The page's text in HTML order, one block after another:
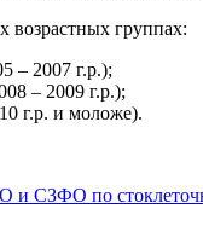
возрастных группах:
– 2007 г.р.);
– 2009 г.р.);
г.р. и моложе).